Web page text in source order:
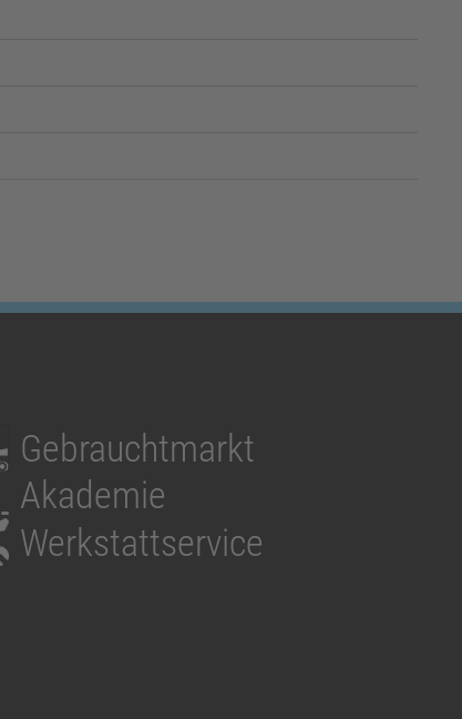
Gebrauchtmarkt
Akademie
Werkstattservice